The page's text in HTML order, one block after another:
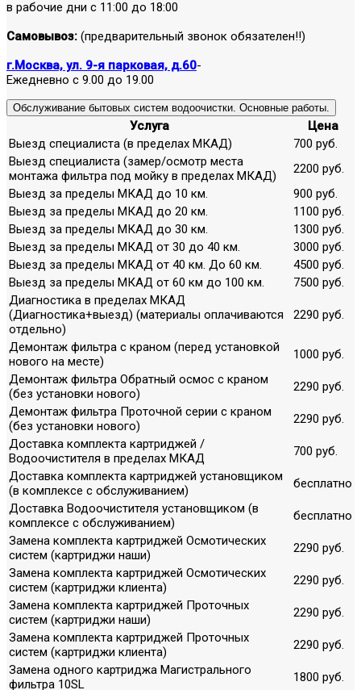
в рабочие дни с 11:00 до 18:00
Самовывоз: (предварительный звонок обязателен!!)
г.Москва, ул. 9-я парковая, д.60-
Ежедневно с 9.00 до 19.00
Обслуживание бытовых систем водоочистки. Основные работы.
Услуга
Цена
Выезд специалиста (в пределах МКАД)
700 руб.
Выезд специалиста (замер/осмотр места
монтажа фильтра под мойку в пределах МКАД)
2200 руб.
Выезд за пределы МКАД до 10 км.
900 руб.
Выезд за пределы МКАД до 20 км.
1100 руб.
Выезд за пределы МКАД до 30 км.
1300 руб.
Выезд за пределы МКАД от 30 до 40 км.
3000 руб.
Выезд за пределы МКАД от 40 км. До 60 км.
4500 руб.
Выезд за пределы МКАД от 60 км до 100 км.
7500 руб.
Диагностика в пределах МКАД
(Диагностика+выезд) (материалы оплачиваются
отдельно)
2290 руб.
Демонтаж фильтра с краном (перед установкой
нового на месте)
1000 руб.
Демонтаж фильтра Обратный осмос с краном
(без установки нового)
2290 руб.
Демонтаж фильтра Проточной серии с краном
(без установки нового)
2290 руб.
Доставка комплекта картриджей /
Водоочистителя в пределах МКАД
700 руб.
Доставка комплекта картриджей установщиком
(в комплексе с обслуживанием)
бесплатно
Доставка Водоочистителя установщиком (в
комплексе с обслуживанием)
бесплатно
Замена комплекта картриджей Осмотических
систем (картриджи наши)
2290 руб.
Замена комплекта картриджей Осмотических
систем (картриджи клиента)
2290 руб.
Замена комплекта картриджей Проточных
систем (картриджи наши)
2290 руб.
Замена комплекта картриджей Проточных
систем (картриджи клиента)
2290 руб.
Замена одного картриджа Магистрального
фильтра 10SL
1800 руб.